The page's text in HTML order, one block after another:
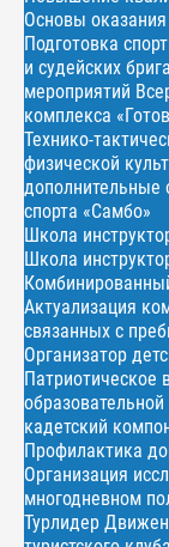
Основы
Подготовка
и судейских
мероприятий
комплекса
Технико-
физической
спорта «Самбо»
Школа
Школа
Актуализация
связанных с
Организатор
Патриотическое
кадетский
Профилактика
Организация
многодневном
Турлидер